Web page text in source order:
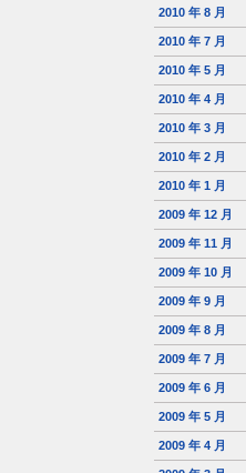
2010 年 8 月
2010 年 7 月
2010 年 5 月
2010 年 4 月
2010 年 3 月
2010 年 2 月
2010 年 1 月
2009 年 12 月
2009 年 11 月
2009 年 10 月
2009 年 9 月
2009 年 8 月
2009 年 7 月
2009 年 6 月
2009 年 5 月
2009 年 4 月